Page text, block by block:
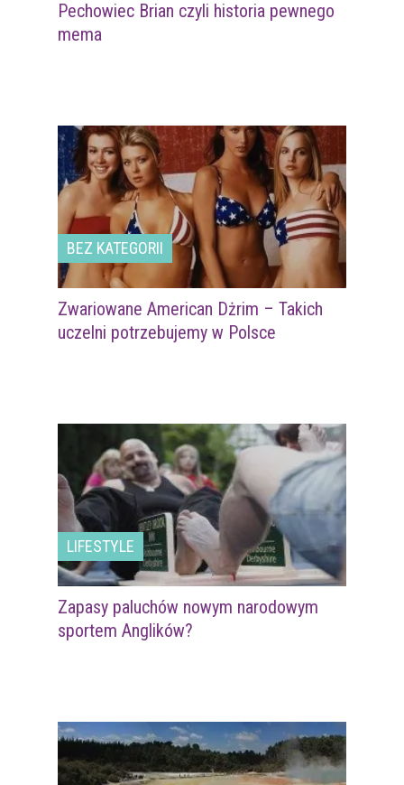
Pechowiec Brian czyli historia pewnego
mema
BEZ KATEGORII
Zwariowane American Dżrim – Takich
uczelni potrzebujemy w Polsce
LIFESTYLE
Zapasy paluchów nowym narodowym
sportem Anglików?